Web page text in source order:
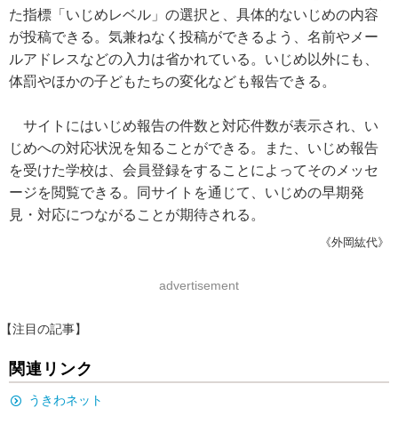
た指標「いじめレベル」の選択と、具体的ないじめの内容
が投稿できる。気兼ねなく投稿ができるよう、名前やメー
ルアドレスなどの入力は省かれている。いじめ以外にも、
体罰やほかの子どもたちの変化なども報告できる。
サイトにはいじめ報告の件数と対応件数が表示され、い
じめへの対応状況を知ることができる。また、いじめ報告
を受けた学校は、会員登録をすることによってそのメッセ
ージを閲覧できる。同サイトを通じて、いじめの早期発
見・対応につながることが期待される。
《外岡紘代》
advertisement
【注目の記事】
関連リンク
うきわネット